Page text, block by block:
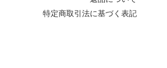
特定商取引法に基づく表記